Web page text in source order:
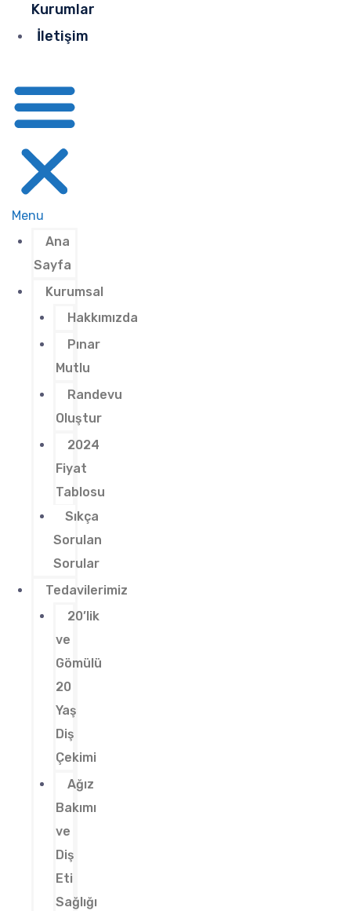
Kurumlar
İletişim
Menu
Ana
Sayfa
Kurumsal
Hakkımızda
Pınar
Mutlu
Randevu
Oluştur
2024
Fiyat
Tablosu
Sıkça
Sorulan
Sorular
Tedavilerimiz
20’lik
ve
Gömülü
20
Yaş
Diş
Çekimi
Ağız
Bakımı
ve
Diş
Eti
Sağlığı